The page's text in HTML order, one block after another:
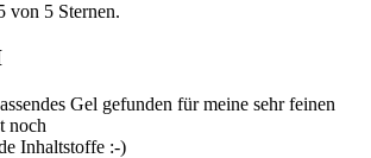
von 5 Sternen.
Gel gefunden für meine sehr feinen
noch
Inhaltstoffe :-)